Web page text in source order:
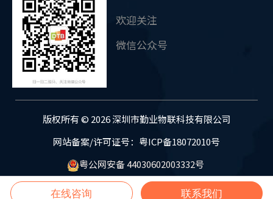
欢迎关注
微信公众号
版权所有 © 2026 深圳市勤业物联科技有限公司
网站备案/许可证号：粤ICP备18072010号
粤公网安备 44030602003332号
在线咨询 联系我们